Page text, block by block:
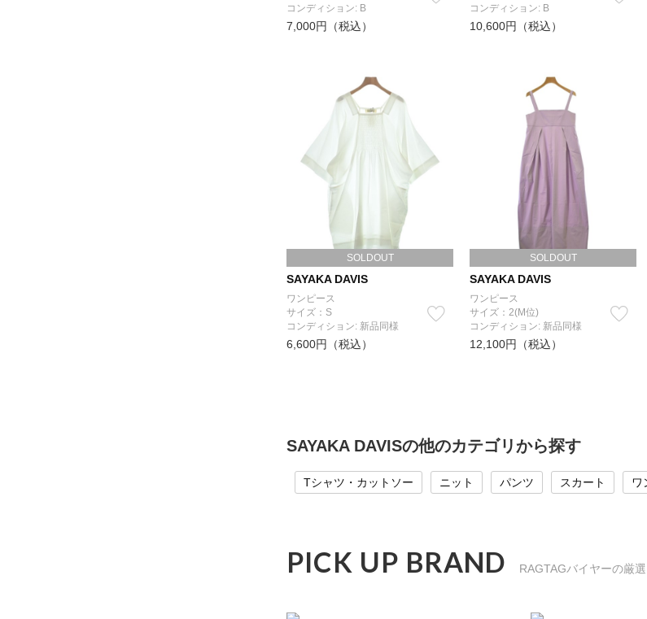
コンディション: B
7,000円（税込）
コンディション: B
10,600円（税込）
SOLDOUT
SAYAKA DAVIS
ワンピース
サイズ：S
コンディション: 新品同様
6,600円（税込）
SOLDOUT
SAYAKA DAVIS
ワンピース
サイズ：2(M位)
コンディション: 新品同様
12,100円（税込）
SAYAKA DAVISの他のカテゴリから探す
Tシャツ・カットソー ニット パンツ スカート ワ
PICK UP BRAND RAGTAGバイヤーの厳